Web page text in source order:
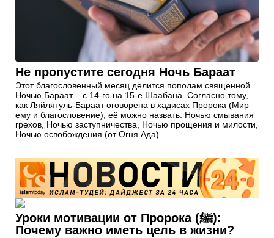
Не пропустите сегодня Ночь Бараат
Этот благословенный месяц делится пополам священной
Ночью Бараат – с 14-го на 15-е Шаабана. Согласно тому,
как Ляйлятуль-Бараат оговорена в хадисах Пророка (Мир
ему и благословение), её можно назвать: Ночью смывания
грехов, Ночью заступничества, Ночью прощения и милости,
Ночью освобождения (от Огня Ада).
Уроки мотивации от Пророка (ﷺ):
Почему важно иметь цель в жизни?